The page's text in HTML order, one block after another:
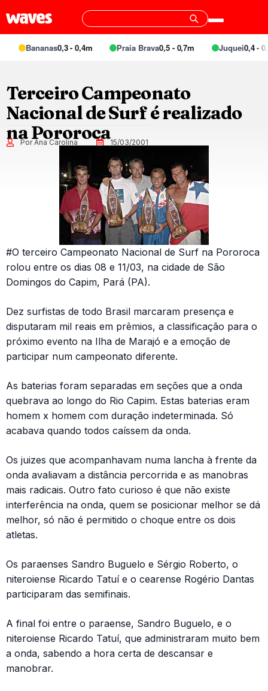
Bananas0,3 - 0,4m Praia Brava0,5 - 0,7m Juquei0,4 -
Terceiro Campeonato
Nacional de Surf é realizado
na Pororoca
Por Ana Carolina 15/03/2001
#O terceiro Campeonato Nacional de Surf na Pororoca
rolou entre os dias 08 e 11/03, na cidade de São
Domingos do Capim, Pará (PA).
Dez surfistas de todo Brasil marcaram presença e
disputaram mil reais em prêmios, a classificação para o
próximo evento na Ilha de Marajó e a emoção de
participar num campeonato diferente.
As baterias foram separadas em seções que a onda
quebrava ao longo do Rio Capim. Estas baterias eram
homem x homem com duração indeterminada. Só
acabava quando todos caíssem da onda.
Os juizes que acompanhavam numa lancha à frente da
onda avaliavam a distância percorrida e as manobras
mais radicais. Outro fato curioso é que não existe
interferência na onda, quem se posicionar melhor se dá
melhor, só não é permitido o choque entre os dois
atletas.
Os paraenses Sandro Buguelo e Sérgio Roberto, o
niteroiense Ricardo Tatuí e o cearense Rogério Dantas
participaram das semifinais.
A final foi entre o paraense, Sandro Buguelo, e o
niteroiense Ricardo Tatuí, que administraram muito bem
a onda, sabendo a hora certa de descansar e
manobrar.